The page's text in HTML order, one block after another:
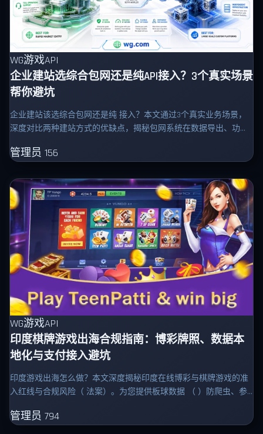
WG游戏API
企业建站选综合包网还是纯API接入？3个真实场景
帮你避坑
企业建站该选综合包网还是纯 接入？本文通过3个真实业务场景，
深度对比两种建站方式的优缺点，揭秘包网系统在数据导出、功能
管理员 156
WG游戏API
印度棋牌游戏出海合规指南：博彩牌照、数据本
地化与支付接入避坑
印度游戏出海怎么做？本文深度揭秘印度在线博彩与棋牌游戏的准
入红线与合规风险（ 法案）。为您提供板球数据 （ ）防爬虫、参
管理员 794